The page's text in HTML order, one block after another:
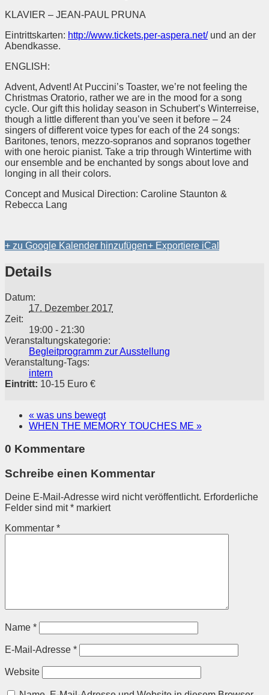
KLAVIER – JEAN-PAUL PRUNA
Eintrittskarten: http://www.tickets.per-aspera.net/und an der
Abendkasse.
ENGLISH:
Advent, Advent! At Puccini’s Toaster, we’re not feeling the
Christmas Oratorio, rather we are in the mood for a song
cycle. Our gift this holiday season in Schubert’s Winterreise,
though a little different than you’ve seen it before – 24
singers of different voice types for each of the 24 songs:
Baritones, tenors, mezzo-sopranos and sopranos together
with one heroic pianist. Take a trip through Wintertime with
our ensemble and be enchanted by songs about love and
longing in all their colors.
Concept and Musical Direction: Caroline Staunton &
Rebecca Lang
+ zu Google Kalender hinzufügen+ Exportiere iCal
Details
Datum:
17. Dezember 2017
Zeit:
19:00 - 21:30
Veranstaltungskategorie:
Begleitprogramm zur Ausstellung
Veranstaltung-Tags:
intern
Eintritt: 10-15 Euro €
« was uns bewegt
WHEN THE MEMORY TOUCHES ME »
0 Kommentare
Schreibe einen Kommentar
Deine E-Mail-Adresse wird nicht veröffentlicht. Erforderliche
Felder sind mit* markiert
Kommentar *
Name *
E-Mail-Adresse *
Website